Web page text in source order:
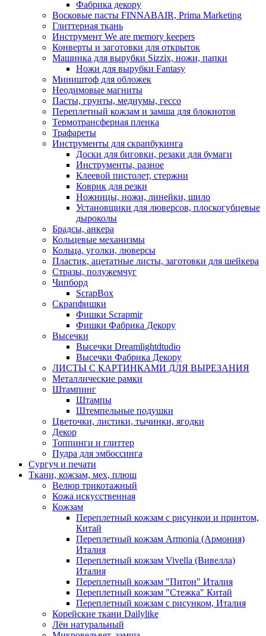
Фабрика декору
Восковые пасты FINNABAIR, Prima Marketing
Глиттерная ткань
Инструмент We are memory keepers
Конверты и заготовки для открыток
Машинка для вырубки Sizzix, ножи, папки
Ножи для вырубки Fantasy
Миништоф для обложек
Неодимовые магниты
Пасты, грунты, медиумы, гессо
Переплетный кожзам и замша для блокнотов
Термотрансферная пленка
Трафареты
Инструменты для скрапбукинга
Доски для биговки, резаки для бумаги
Инструменты, разное
Клеевой пистолет, стержни
Коврик для резки
Ножницы, ножи, линейки, шило
Установщики для люверсов, плоскогубцевые
дыроколы
Брадсы, анкера
Кольцевые механизмы
Кольца, уголки, люверсы
Пластик, ацетатные листы, заготовки для шейкера
Стразы, полужемчуг
Чипборд
ScrapBox
Скрапфишки
Фишки Scrapmir
Фишки Фабрика Декору
Высечки
Высечки Dreamlightdtudio
Высечки Фабрика Декору
ЛИСТЫ С КАРТИНКАМИ ДЛЯ ВЫРЕЗАНИЯ
Металлические рамки
Штампинг
Штампы
Штемпельные подушки
Цветочки, листики, тычинки, ягодки
Декор
Топпинги и глиттер
Пудра для эмбоссинга
Сургуч и печати
Ткани, кожзам, мех, плюш
Велюр трикотажный
Кожа искусственная
Кожзам
Переплетный кожзам с рисункои и принтом,
Китай
Переплетный кожзам Armonia (Армония)
Италия
Переплетный кожзам Vivella (Вивелла)
Италия
Переплетный кожзам "Питон" Италия
Переплетный кожзам "Стежка" Китай
Переплетный кожзам с рисунком, Италия
Корейские ткани Dailylike
Лён натуральный